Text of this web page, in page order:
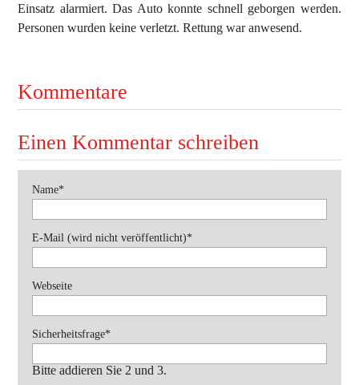
Fahrzeuge
Kontakt
Allgemein
Bewerbe
Veranstaltungen
Einsatz alarmiert. Das Auto konnte schnell geborgen werden.
Personen wurden keine verletzt. Rettung war anwesend.
Kommentare
Einen Kommentar schreiben
Pflichtfeld
Name*
Pflichtfeld
E-Mail (wird nicht veröffentlicht)*
Webseite
Pflichtfeld
Sicherheitsfrage*
Bitte addieren Sie 2 und 3.